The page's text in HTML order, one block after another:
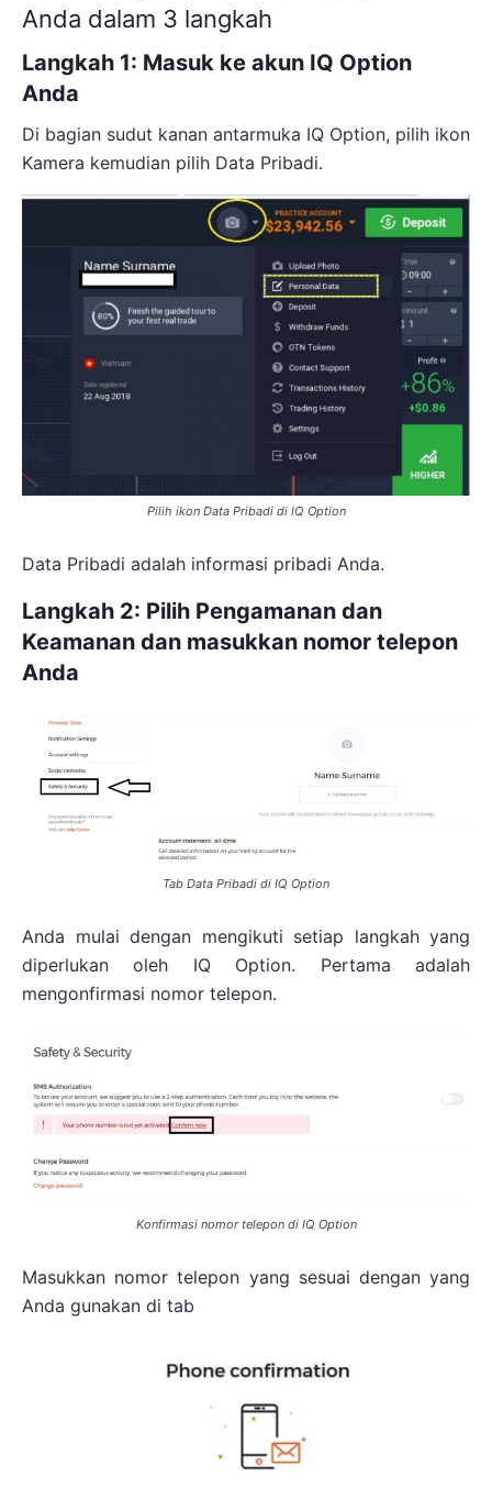
Anda dalam 3 langkah
Langkah 1: Masuk ke akun IQ Option
Anda
Di bagian sudut kanan antarmuka IQ Option, pilih ikon
Kamera kemudian pilih Data Pribadi.
Pilih ikon Data Pribadi di IQ Option
Data Pribadi adalah informasi pribadi Anda.
Langkah 2: Pilih Pengamanan dan
Keamanan dan masukkan nomor telepon
Anda
Tab Data Pribadi di IQ Option
Anda mulai dengan mengikuti setiap langkah yang
diperlukan oleh IQ Option. Pertama adalah
mengonfirmasi nomor telepon.
Konfirmasi nomor telepon di IQ Option
Masukkan nomor telepon yang sesuai dengan yang
Anda gunakan di tab